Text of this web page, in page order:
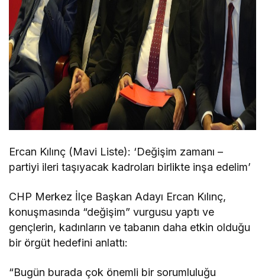
Ercan Kılınç (Mavi Liste): ‘Değişim zamanı –
partiyi ileri taşıyacak kadroları birlikte inşa edelim’
CHP Merkez İlçe Başkan Adayı Ercan Kılınç,
konuşmasında “değişim” vurgusu yaptı ve
gençlerin, kadınların ve tabanın daha etkin olduğu
bir örgüt hedefini anlattı:
“Bugün burada çok önemli bir sorumluluğu